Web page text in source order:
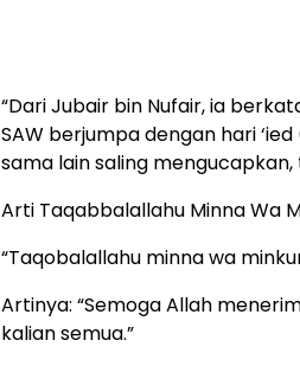
“Dari Jubair bin Nufair, ia
SAW berjumpa dengan hari
sama lain saling
Arti Taqabbalallahu Minna Wa
“Taqobalallahu minna wa
Artinya: “Semoga Allah
kalian semua.”